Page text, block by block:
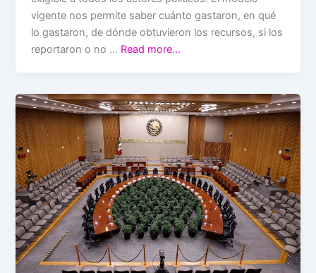
vigente nos permite saber cuánto gastaron, en qué
lo gastaron, de dónde obtuvieron los recursos, si los
reportaron o no … Read more…